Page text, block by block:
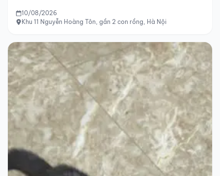
10/08/2026
Khu 11 Nguyễn Hoàng Tôn, gần 2 con rồng, Hà Nội